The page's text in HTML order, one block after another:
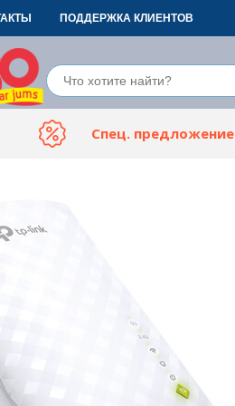
ПОДДЕРЖКА КЛИЕНТОВ
Спец. предложение